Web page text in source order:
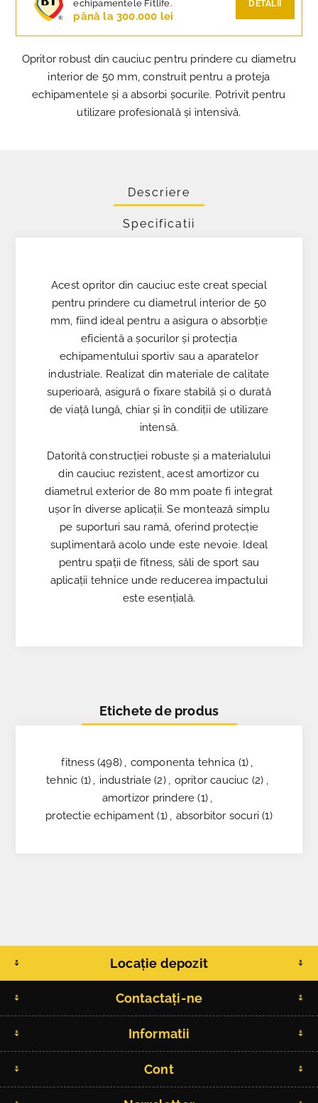
echipamentele Fitlife.
până la 300.000 lei
DETALII
Opritor robust din cauciuc pentru prindere cu diametru
interior de 50 mm, construit pentru a proteja
echipamentele și a absorbi șocurile. Potrivit pentru
utilizare profesională și intensivă.
Descriere
Specificatii
Acest opritor din cauciuc este creat special
pentru prindere cu diametrul interior de 50
mm, fiind ideal pentru a asigura o absorbție
eficientă a șocurilor și protecția
echipamentului sportiv sau a aparatelor
industriale. Realizat din materiale de calitate
superioară, asigură o fixare stabilă și o durată
de viață lungă, chiar și în condiții de utilizare
intensă.
Datorită construcției robuste și a materialului
din cauciuc rezistent, acest amortizor cu
diametrul exterior de 80 mm poate fi integrat
ușor în diverse aplicații. Se montează simplu
pe suporturi sau ramă, oferind protecție
suplimentară acolo unde este nevoie. Ideal
pentru spații de fitness, săli de sport sau
aplicații tehnice unde reducerea impactului
este esențială.
Etichete de produs
fitness (498) , componenta tehnica (1) ,
tehnic (1) , industriale (2) , opritor cauciuc (2) ,
amortizor prindere (1) ,
protectie echipament (1) , absorbitor socuri (1)
Locație depozit
Contactați-ne
Informatii
Cont